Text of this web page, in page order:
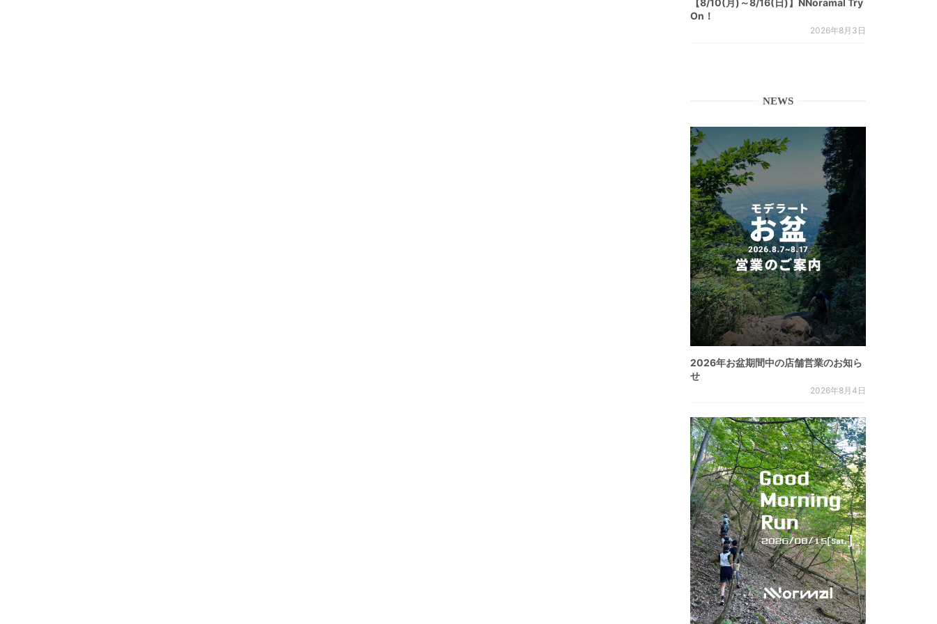
【8/10(月)～8/16(日)】NNoramal Try
On！
2026年8月3日
NEWS
2026年お盆期間中の店舗営業のお知ら
せ
2026年8月4日